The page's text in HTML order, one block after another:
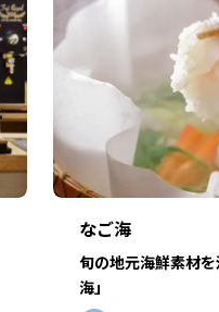
なご海
旬の地元海鮮素材
海」